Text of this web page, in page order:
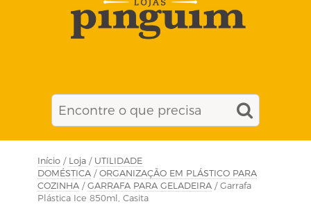
Início / Loja / UTILIDADE
DOMÉSTICA / ORGANIZAÇÃO EM PLÁSTICO PARA
COZINHA / GARRAFA PARA GELADEIRA / Garrafa
Plástica Ice 850ml, Casita